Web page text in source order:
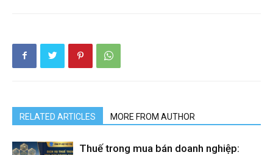
RELATED ARTICLES MORE FROM AUTHOR
Thuế trong mua bán doanh nghiệp: